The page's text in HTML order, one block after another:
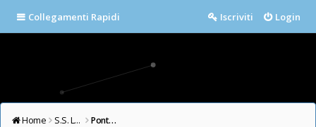
Collegamenti Rapidi Login
Iscriviti
Home S.S. LAZIO FORUM Ponte Milvio